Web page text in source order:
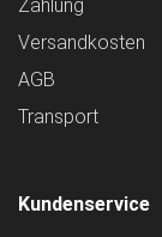
Zahlung
Versandkosten
AGB
Transport
Kundenservice